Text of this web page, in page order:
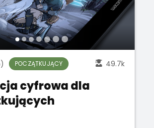
POCZĄTKUJĄCY 49.7k
cyfrowa dla